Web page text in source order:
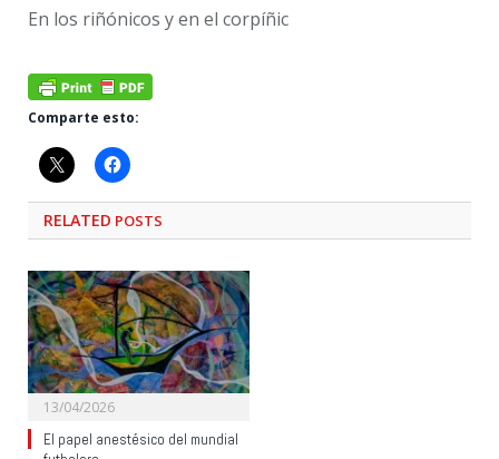
En los riñónicos y en el corpíñic
Comparte esto:
RELATED POSTS
13/04/2026
El papel anestésico del mundial